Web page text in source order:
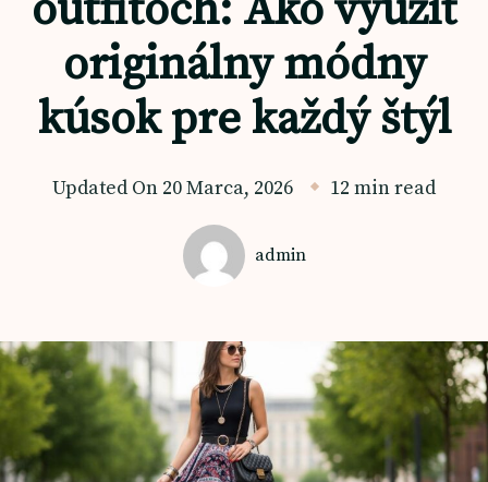
originálny módny
kúsok pre každý štýl
Updated On 20 Marca, 2026 12 min read
admin